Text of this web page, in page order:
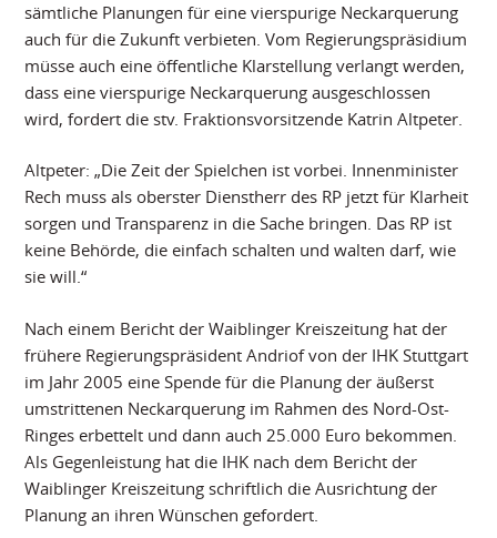
sämtliche Planungen für eine vierspurige Neckarquerung
auch für die Zukunft verbieten. Vom Regierungspräsidium
müsse auch eine öffentliche Klarstellung verlangt werden,
dass eine vierspurige Neckarquerung ausgeschlossen
wird, fordert die stv. Fraktionsvorsitzende Katrin Altpeter.
Altpeter: „Die Zeit der Spielchen ist vorbei. Innenminister
Rech muss als oberster Dienstherr des RP jetzt für Klarheit
sorgen und Transparenz in die Sache bringen. Das RP ist
keine Behörde, die einfach schalten und walten darf, wie
sie will.“
Nach einem Bericht der Waiblinger Kreiszeitung hat der
frühere Regierungspräsident Andriof von der IHK Stuttgart
im Jahr 2005 eine Spende für die Planung der äußerst
umstrittenen Neckarquerung im Rahmen des Nord-Ost-
Ringes erbettelt und dann auch 25.000 Euro bekommen.
Als Gegenleistung hat die IHK nach dem Bericht der
Waiblinger Kreiszeitung schriftlich die Ausrichtung der
Planung an ihren Wünschen gefordert.